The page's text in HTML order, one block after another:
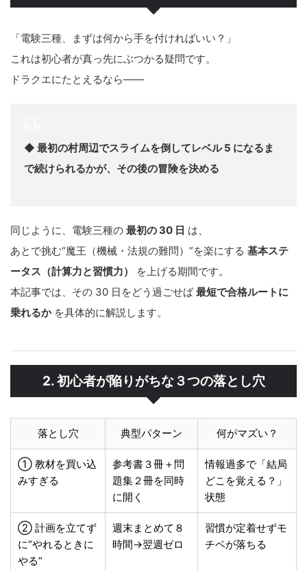
「電験三種、まずは何から手を付ければいい？」
これは初心者が真っ先にぶつかる疑問です。
ドラクエにたとえるなら――
◆ 最初の村周辺でスライムを倒してレベル 5 になるま
で続けられるかが、その後の冒険を決める
同じように、電験三種の 最初の 30 日 は、
あとで挑む“魔王（機械・法規の難問）”を楽にする 基本ステ
ータス（計算力と習慣力）
を上げる期間です。
本記事では、その 30 日をどう過ごせば最短で合格ルートに
乗れるかを具体的に解説します。
2. 初心者が陥りがちな３つの落とし穴
落とし穴 典型パターン 何がマズい？
① 教材を買い込
みすぎる
参考書３冊＋問
題集２冊を同時
に開く
情報過多で「結局
どこを覚える？」
状態
② 計画を立てず
に“やれるときに
やる”
週末まとめて８
時間→翌週ゼロ
習慣が定着せずモ
チベが落ちる